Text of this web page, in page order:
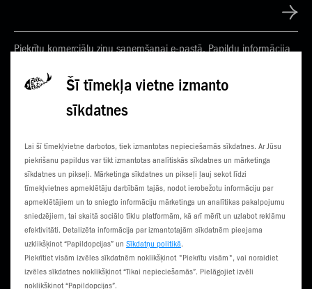
Šī tīmekļa vietne izmanto
sīkdatnes
Lai šī tīmekļvietne darbotos, tiek izmantotas nepieciešamās sīkdatnes. Ar Jūsu
piekrišanu papildus var tikt izmantotas analītiskās sīkdatnes un mārketinga
sīkdatnes un pikseļi. Mārketinga sīkdatnes un pikseļi ļauj sekot līdzi
tīmekļvietnes apmeklētāju darbībām tajās, nodot ierobežotu informāciju par
apmeklētājiem un to sniegto informāciju mārketinga un analītikas pakalpojumu
sniedzējiem, tai skaitā sociālo tīklu platformām, kā arī mērīt un uzlabot reklāmu
efektivitāti. Detalizēta informācija par izmantotajām sīkdatnēm pieejama
uzklikšķinot “Papildopcijas” un Sīkdatņu politikā.
Piekrītiet visām izvēles sīkdatnēm noklikšķinot "Piekrītu visām", vai noraidiet
izvēles sīkdatnes noklikšķinot “Tikai nepieciešamās”. Pielāgojiet izvēli
noklikšķinot “Papildopcijas”.
Piekrītu komerciālu ziņu saņemšanai e-pastā. Papildu informācija
KLIENTU CENTRI
SŪTI SMS
ČEMPIONĀTS
3G NORIETS
TŪRISTIEM